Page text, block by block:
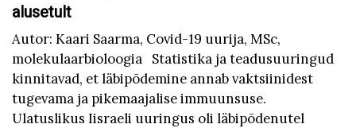
alusetult
Autor: Kaari Saarma, Covid-19 uurija, MSc,
molekulaarbioloogia Statistika ja teadusuuringud
kinnitavad, et läbipõdemine annab vaktsiinidest
tugevama ja pikemaajalise immuunsuse.
Ulatuslikus Iisraeli uuringus oli läbipõdenutel